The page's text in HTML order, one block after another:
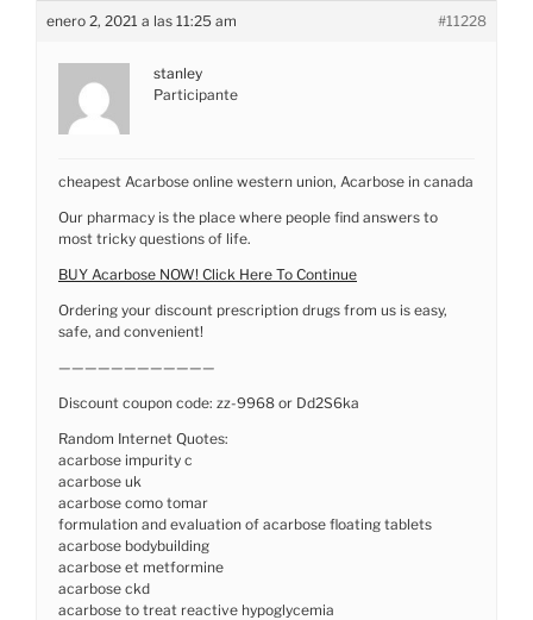
enero 2, 2021 a las 11:25 am #11228
stanley
Participante
cheapest Acarbose online western union, Acarbose in canada
Our pharmacy is the place where people find answers to
most tricky questions of life.
BUY Acarbose NOW! Click Here To Continue
Ordering your discount prescription drugs from us is easy,
safe, and convenient!
————————————
Discount coupon code: zz-9968 or Dd2S6ka
Random Internet Quotes:
acarbose impurity c
acarbose uk
acarbose como tomar
formulation and evaluation of acarbose floating tablets
acarbose bodybuilding
acarbose et metformine
acarbose ckd
acarbose to treat reactive hypoglycemia